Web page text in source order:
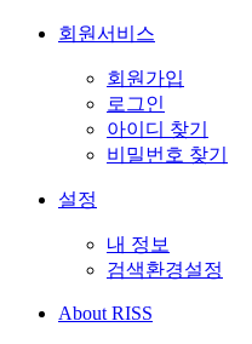
회원서비스
회원가입
로그인
아이디 찾기
비밀번호 찾기
설정
내 정보
검색환경설정
About RISS